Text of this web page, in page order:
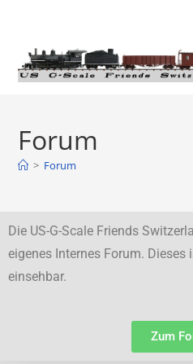
Forum
> Forum
Die US-G-Scale Friends
eigenes Internes Forum.
einsehbar.
Zum